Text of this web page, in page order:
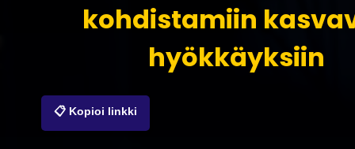
kohdistamiin
hyökkäyksiin
📋 Kopioi linkki